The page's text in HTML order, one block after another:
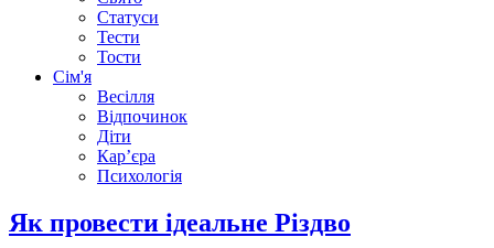
Статуси
Тести
Тости
Сім'я
Весілля
Відпочинок
Діти
Кар’єра
Психологія
Як провести ідеальне Різдво